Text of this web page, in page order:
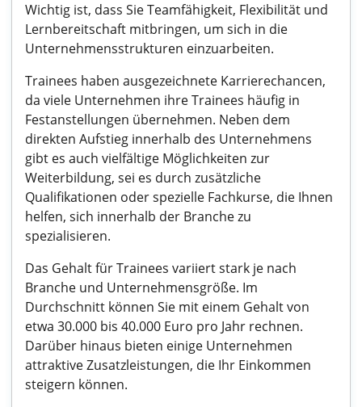
Wichtig ist, dass Sie Teamfähigkeit, Flexibilität und
Lernbereitschaft mitbringen, um sich in die
Unternehmensstrukturen einzuarbeiten.
Trainees haben ausgezeichnete Karrierechancen,
da viele Unternehmen ihre Trainees häufig in
Festanstellungen übernehmen. Neben dem
direkten Aufstieg innerhalb des Unternehmens
gibt es auch vielfältige Möglichkeiten zur
Weiterbildung, sei es durch zusätzliche
Qualifikationen oder spezielle Fachkurse, die Ihnen
helfen, sich innerhalb der Branche zu
spezialisieren.
Das Gehalt für Trainees variiert stark je nach
Branche und Unternehmensgröße. Im
Durchschnitt können Sie mit einem Gehalt von
etwa 30.000 bis 40.000 Euro pro Jahr rechnen.
Darüber hinaus bieten einige Unternehmen
attraktive Zusatzleistungen, die Ihr Einkommen
steigern können.